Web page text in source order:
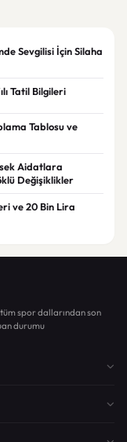
Sevgilisi İçin Silaha
Tatil Bilgileri
Tablosu ve
Aidatlara
Değişiklikler
ve 20 Bin Lira
spor dallarından son
durumu